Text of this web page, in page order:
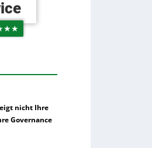
nicht Ihre
Governance